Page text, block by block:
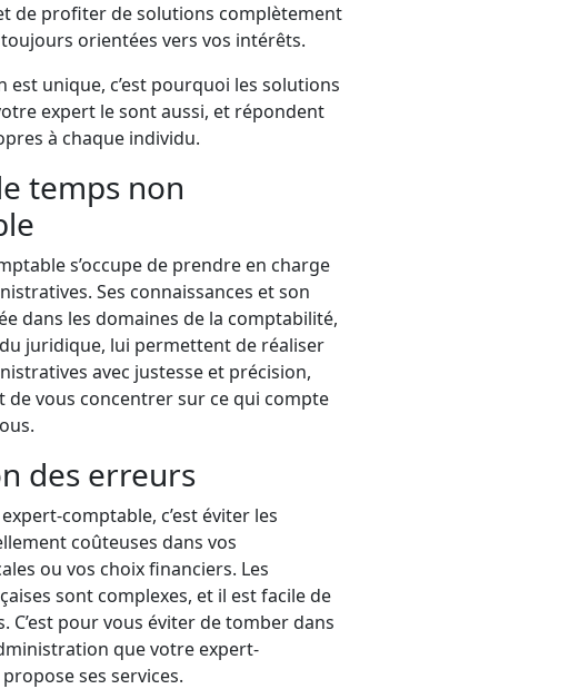
de profiter de solutions complètement
orientées vers vos intérêts.
est unique, c’est pourquoi les solutions
expert le sont aussi, et répondent
à chaque individu.
temps non
s’occupe de prendre en charge
Ses connaissances et son
dans les domaines de la comptabilité,
juridique, lui permettent de réaliser
avec justesse et précision,
de vous concentrer sur ce qui compte
des erreurs
comptable, c’est éviter les
coûteuses dans vos
ou vos choix financiers. Les
sont complexes, et il est facile de
C’est pour vous éviter de tomber dans
que votre expert-
ses services.